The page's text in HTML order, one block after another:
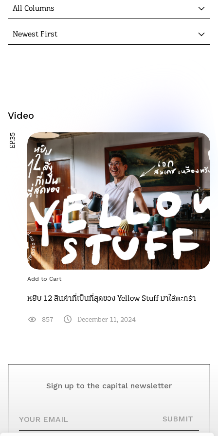
All Columns
Newest First
Video
Add to Cart
หยิบ 12 สินค้าที่เป็นที่สุดของ Yellow Stuff มาใส่ตะกร้า
EP.35
857 December 11, 2024
Sign up to the capital newsletter
SUBMIT